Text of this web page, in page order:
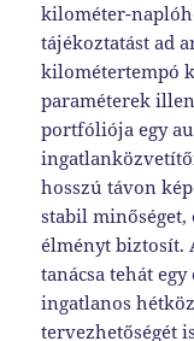
kilométer-
tájékoztatást ad
kilométertempó
paraméterek
portfóliója egy
hosszú távon
stabil minőséget,
élményt biztosít.
tanácsa tehát
ingatlanos
tervezhetőségét